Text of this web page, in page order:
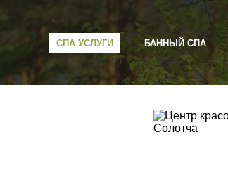
СПА УСЛУГИ БАННЫЙ СПА